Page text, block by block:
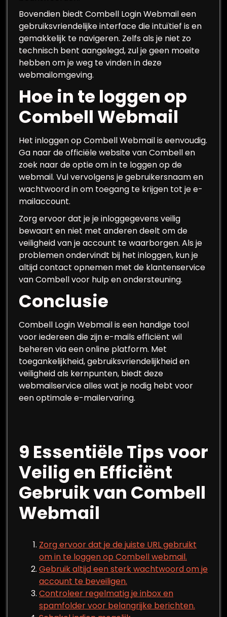
Bovendien biedt Combell Login Webmail een
gebruiksvriendelijke interface die intuïtief is en
gemakkelijk te navigeren. Zelfs als je niet zo
technisch bent aangelegd, zul je geen moeite
hebben om je weg te vinden in deze
webmailomgeving.
Hoe in te loggen op
Combell Webmail
Het inloggen op Combell Webmail is eenvoudig.
Ga naar de officiële website van Combell en
zoek naar de optie om in te loggen op de
webmail. Vul vervolgens je gebruikersnaam en
wachtwoord in om toegang te krijgen tot je e-
mailaccount.
Zorg ervoor dat je je inloggegevens veilig
bewaart en niet met anderen deelt om de
veiligheid van je account te waarborgen. Als je
problemen ondervindt bij het inloggen, kun je
altijd contact opnemen met de klantenservice
van Combell voor hulp en ondersteuning.
Conclusie
Combell Login Webmail is een handige tool
voor iedereen die zijn e-mails efficiënt wil
beheren via een online platform. Met
toegankelijkheid, gebruiksvriendelijkheid en
veiligheid als kernpunten, biedt deze
webmailservice alles wat je nodig hebt voor
een optimale e-mailervaring.
9 Essentiële Tips voor
Veilig en Efficiënt
Gebruik van Combell
Webmail
Zorg ervoor dat je de juiste URL gebruikt
om in te loggen op Combell webmail.
Gebruik altijd een sterk wachtwoord om je
account te beveiligen.
Controleer regelmatig je inbox en
spamfolder voor belangrijke berichten.